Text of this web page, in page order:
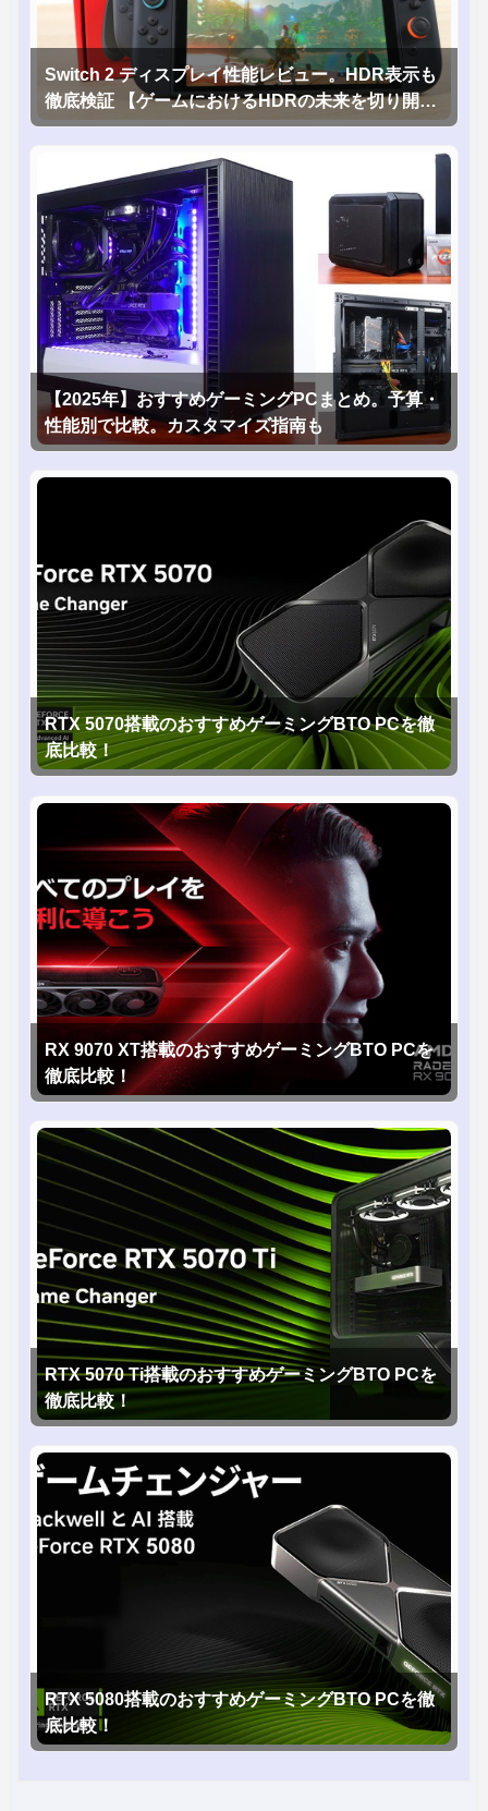
Switch 2 ディスプレイ性能レビュー。HDR表示も
徹底検証 【ゲームにおけるHDRの未来を切り開く
1台！】
【2025年】おすすめゲーミングPCまとめ。予算・
性能別で比較。カスタマイズ指南も
RTX 5070搭載のおすすめゲーミングBTO PCを徹
底比較！
RX 9070 XT搭載のおすすめゲーミングBTO PCを
徹底比較！
RTX 5070 Ti搭載のおすすめゲーミングBTO PCを
徹底比較！
RTX 5080搭載のおすすめゲーミングBTO PCを徹
底比較！